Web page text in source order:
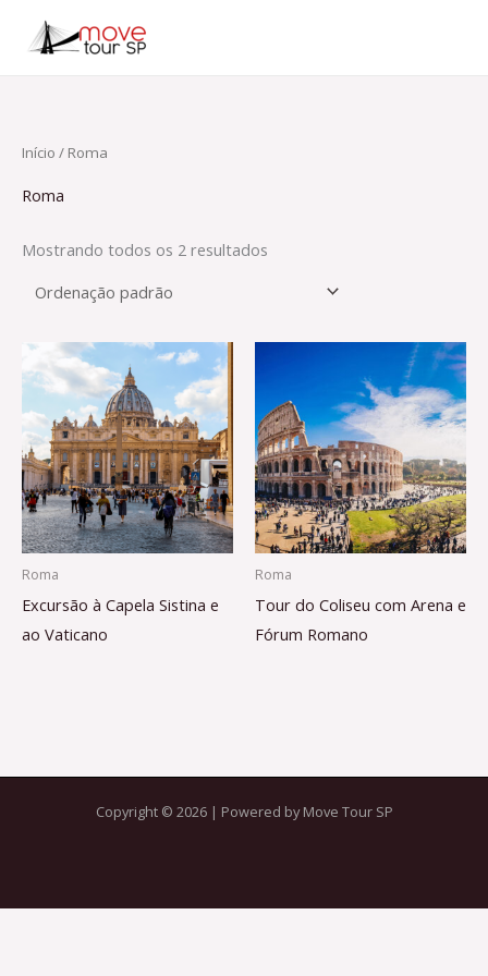
para
Início / Roma
Roma
Mostrando todos os 2 resultados
Roma
Excursão à Capela Sistina e
ao Vaticano
Roma
Tour do Coliseu com Arena e
Fórum Romano
Copyright © 2026 | Powered by Move Tour SP